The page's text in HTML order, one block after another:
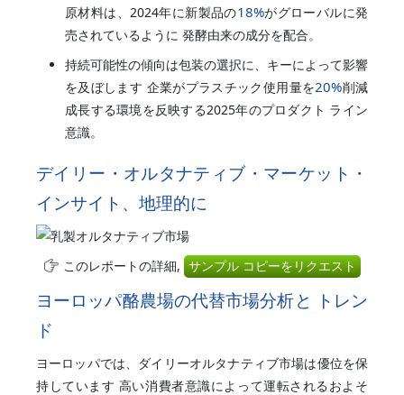
原材料は、2024年に新製品の18%がグローバルに発
売されているように 発酵由来の成分を配合。
持続可能性の傾向は包装の選択に、キーによって影響
を及ぼします 企業がプラスチック使用量を20%削減
成長する環境を反映する2025年のプロダクト ライン
意識。
デイリー・オルタナティブ・マーケット・
インサイト、地理的に
このレポートの詳細, サンプル コピーをリクエスト
ヨーロッパ酪農場の代替市場分析と トレン
ド
ヨーロッパでは、ダイリーオルタナティブ市場は優位を保
持しています 高い消費者意識によって運転されるおよそ